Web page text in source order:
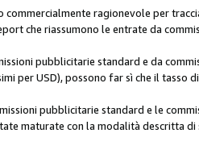
commercialmente ragionevole per
che riassumono le entrate da
pubblicitarie standard e da
per USD), possono far sì che il
pubblicitarie standard e le
maturate con la modalità descritta di